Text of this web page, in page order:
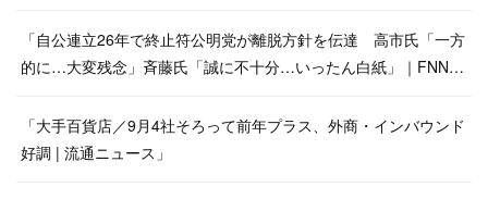
「自公連立26年で終止符公明党が離脱方針を伝達 高市氏「一方
的に…大変残念」斉藤氏「誠に不十分…いったん白紙」｜FNN…
「大手百貨店／9月4社そろって前年プラス、外商・インバウンド
好調 | 流通ニュース」